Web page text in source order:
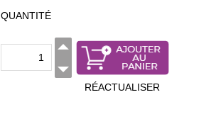
QUANTITÉ
RÉACTUALISER